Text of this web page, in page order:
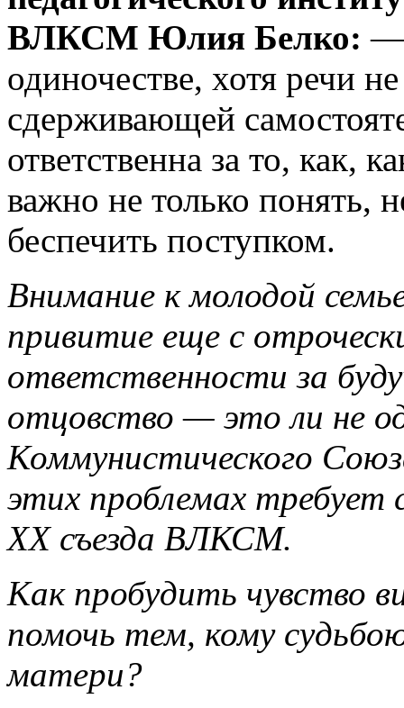
ВЛКСМ Юлия Белко:—
одиночестве, хотя речи
сдерживающей
ответственна за то, как,
важно не только понять,
беспечить поступком.
Внимание к молодой
привитие еще с
ответственности за
отцовство — это ли не
Коммунистического
этих проблемах требует
XX съезда ВЛКСМ.
Как пробудить чувство
помочь тем, кому
матери?